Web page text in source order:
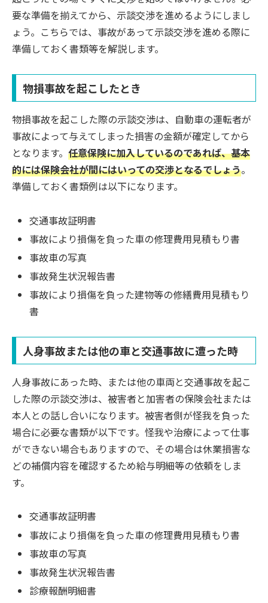
要な準備を揃えてから、示談交渉を進めるようにしまし
ょう。こちらでは、事故があって示談交渉を進める際に
準備しておく書類等を解説します。
物損事故を起こしたとき
物損事故を起こした際の示談交渉は、自動車の運転者が
事故によって与えてしまった損害の金額が確定してから
となります。 任意保険に加入しているのであれば、基本
的には保険会社が間にはいっての交渉となるでしょう。
準備しておく書類例は以下になります。
交通事故証明書
事故により損傷を負った車の修理費用見積もり書
事故車の写真
事故発生状況報告書
事故により損傷を負った建物等の修繕費用見積もり
書
人身事故または他の車と交通事故に遭った時
人身事故にあった時、または他の車両と交通事故を起こ
した際の示談交渉は、被害者と加害者の保険会社または
本人との話し合いになります。被害者側が怪我を負った
場合に必要な書類が以下です。怪我や治療によって仕事
ができない場合もありますので、その場合は休業損害な
どの補償内容を確認するため給与明細等の依頼をしま
す。
交通事故証明書
事故により損傷を負った車の修理費用見積もり書
事故車の写真
事故発生状況報告書
診療報酬明細書